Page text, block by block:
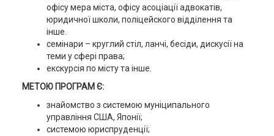
офісу мера міста, офісу асоціації адвокатів,
юридичної школи, поліцейского відділення та
інше.
семінари – круглий стіл, ланчі, бесіди, дискусії на
теми у сфері права;
екскурсія по місту та інше.
МЕТОЮ ПРОГРАМ Є:
знайомство з системою муніципального
управління США, Японії;
системою юриспруденції;